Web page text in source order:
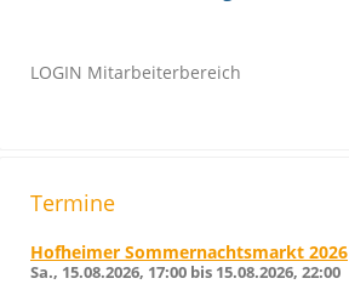
LOGIN Mitarbeiterbereich
Termine
Hofheimer Sommernachtsmarkt 2026
Sa., 15.08.2026, 17:00 bis 15.08.2026, 22:00